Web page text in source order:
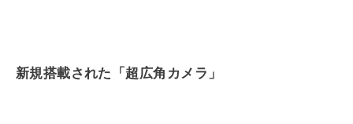
新規搭載された「超広角カメラ」